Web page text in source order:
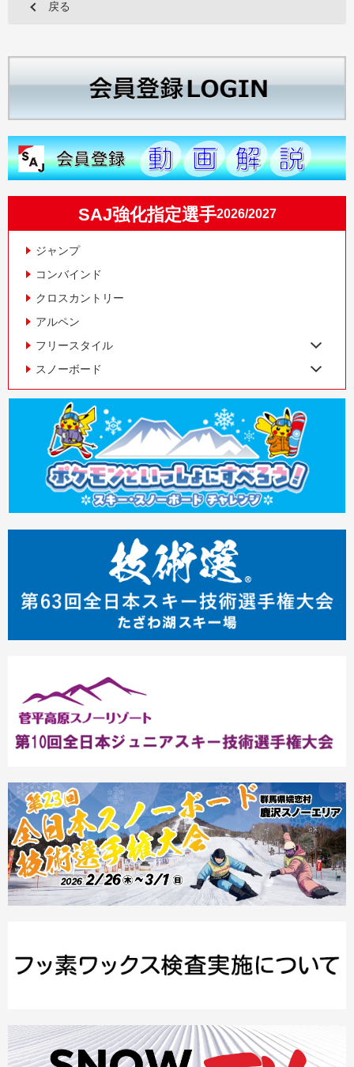
戻る
SAJ強化指定選手2026/2027
ジャンプ
コンバインド
クロスカントリー
アルペン
フリースタイル
スノーボード